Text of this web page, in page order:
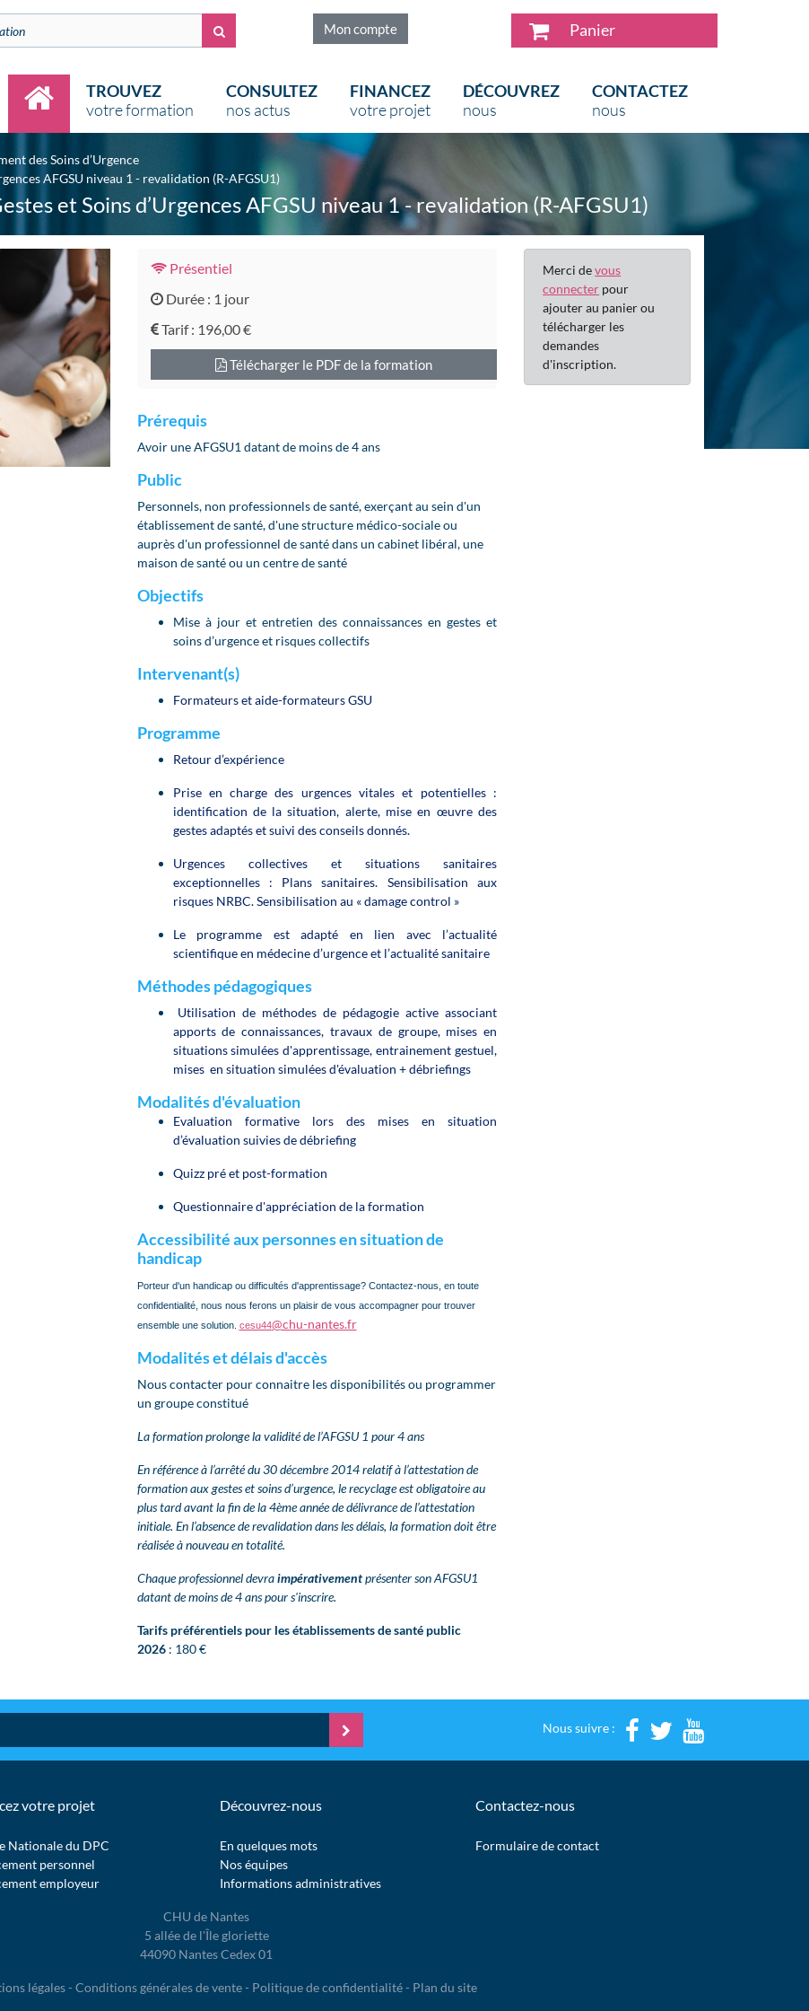
Mon compte Panier
Accueil (page active)
TROUVEZ
votre formation
CONSULTEZ
nos actus
FINANCEZ
votre projet
DÉCOUVREZ
nous
CONTACTEZ
nous
des Soins d’Urgence
AFGSU niveau 1 - revalidation (R-AFGSU1)
et Soins d’Urgences AFGSU niveau 1 - revalidation (R-AFGSU1)
Présentiel
Durée : 1 jour
Tarif : 196,00 €
Télécharger le PDF de la formation
Prérequis
Avoir une AFGSU1 datant de moins de 4 ans
Public
Personnels, non professionnels de santé, exerçant au sein d'un
établissement de santé, d'une structure médico-sociale ou
auprès d'un professionnel de santé dans un cabinet libéral, une
maison de santé ou un centre de santé
Objectifs
Mise à jour et entretien des connaissances en gestes et
soins d’urgence et risques collectifs
Intervenant(s)
Formateurs et aide-formateurs GSU
Programme
Retour d’expérience
Prise en charge des urgences vitales et potentielles :
identification de la situation, alerte, mise en œuvre des
gestes adaptés et suivi des conseils donnés.
Urgences collectives et situations sanitaires
exceptionnelles : Plans sanitaires. Sensibilisation aux
risques NRBC. Sensibilisation au « damage control »
Le programme est adapté en lien avec l’actualité
scientifique en médecine d’urgence et l’actualité sanitaire
Méthodes pédagogiques
Utilisation de méthodes de pédagogie active associant
apports de connaissances, travaux de groupe, mises en
situations simulées d'apprentissage, entrainement gestuel,
mises en situation simulées d'évaluation + débriefings
Modalités d'évaluation
Evaluation formative lors des mises en situation
d’évaluation suivies de débriefing
Quizz pré et post-formation
Questionnaire d'appréciation de la formation
Accessibilité aux personnes en situation de
handicap
Porteur d'un handicap ou difficultés d'apprentissage? Contactez-nous, en toute
confidentialité, nous nous ferons un plaisir de vous accompagner pour trouver
ensemble une solution. cesu44@chu-nantes.fr
Modalités et délais d'accès
Nous contacter pour connaitre les disponibilités ou programmer
un groupe constitué
La formation prolonge la validité de l’AFGSU 1 pour 4 ans
En référence à l’arrêté du 30 décembre 2014 relatif à l’attestation de
formation aux gestes et soins d’urgence, le recyclage est obligatoire au
plus tard avant la fin de la 4ème année de délivrance de l’attestation
initiale. En l’absence de revalidation dans les délais, la formation doit être
réalisée à nouveau en totalité.
Chaque professionnel devraimpérativementprésenter son AFGSU1
datant de moins de 4 ans pour s'inscrire.
Tarifs préférentiels pour les établissements de santé public
2026 : 180 €
Merci devous
connecter pour
ajouter au panier ou
télécharger les
demandes
d'inscription.
Nous suivre :
votre projet
Nationale du DPC
personnel
employeur
Découvrez-nous
En quelques mots
Nos équipes
Informations administratives
Contactez-nous
Formulaire de contact
CHU de Nantes
5 allée de l'Île gloriette
44090 Nantes Cedex 01
légales- Conditions générales de vente- Politique de confidentialité- Plan du site